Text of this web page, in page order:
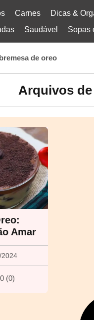
Carnes Dicas &
Saudável Sopas
de oreo
Arquivos
Amar
0 (0)